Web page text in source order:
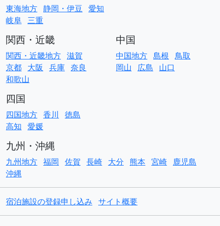
東海地方 静岡・伊豆 愛知
岐阜 三重
関西・近畿
関西・近畿地方 滋賀
京都 大阪 兵庫 奈良
和歌山
中国
中国地方 島根 鳥取
岡山
広島 山口
四国
四国地方 香川
徳島
高知 愛媛
九州・沖縄
九州地方 福岡 佐賀 長崎 大分 熊本 宮崎
鹿児島
沖縄
宿泊施設の登録申し込み サイト概要